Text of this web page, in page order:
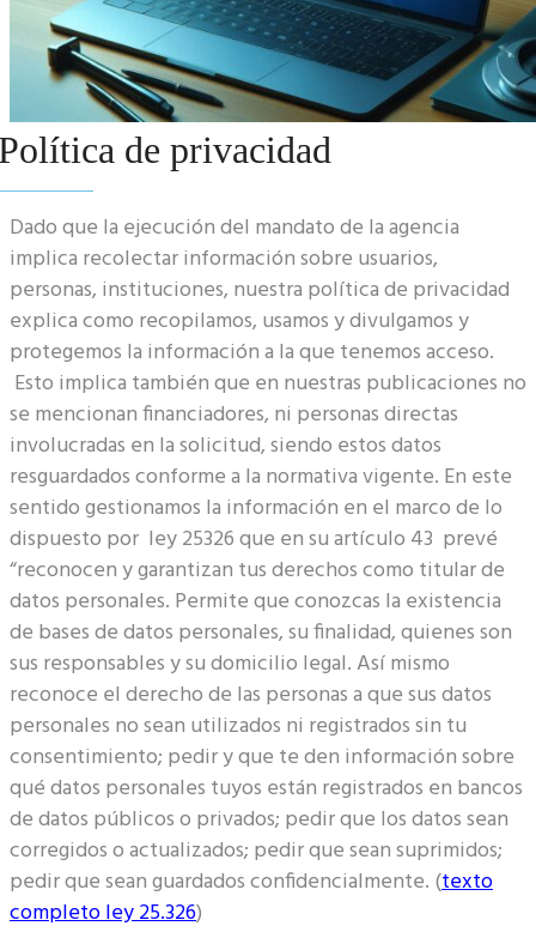
de privacidad
Dado que la ejecución del mandato de la agencia
implica recolectar información sobre usuarios,
personas, instituciones, nuestra política de privacidad
explica como recopilamos, usamos y divulgamos y
protegemos la información a la que tenemos acceso.
Esto implica también que en nuestras publicaciones no
se mencionan financiadores, ni personas directas
involucradas en la solicitud, siendo estos datos
resguardados conforme a la normativa vigente. En este
sentido gestionamos la información en el marco de lo
dispuesto por ley 25326 que en su artículo 43 prevé
“reconocen y garantizan tus derechos como titular de
datos personales. Permite que conozcas la existencia
de bases de datos personales, su finalidad, quienes son
sus responsables y su domicilio legal. Así mismo
reconoce el derecho de las personas a que sus datos
personales no sean utilizados ni registrados sin tu
consentimiento; pedir y que te den información sobre
qué datos personales tuyos están registrados en bancos
de datos públicos o privados; pedir que los datos sean
corregidos o actualizados; pedir que sean suprimidos;
pedir que sean guardados confidencialmente. (texto
completo ley 25.326)